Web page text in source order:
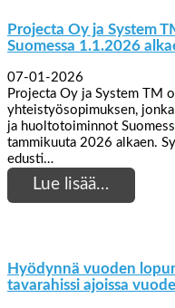
Projecta Oy ja System
Suomessa 1.1.2026
07-01-2026
Projecta Oy ja System TM
yhteistyösopimuksen,
ja huoltotoiminnot
tammikuuta 2026 alkaen.
edusti…
Lue lisää…
Hyödynnä vuoden
tavarahissi ajoissa